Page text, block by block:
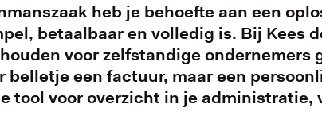
heb je behoefte aan een
betaalbaar en volledig is. Bij Kees
voor zelfstandige ondernemers
belletje een factuur, maar een
tool voor overzicht in je administratie,